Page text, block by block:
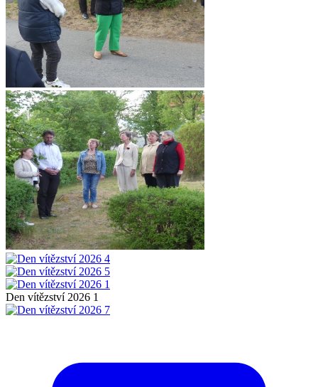
Den vítězství 2026 1